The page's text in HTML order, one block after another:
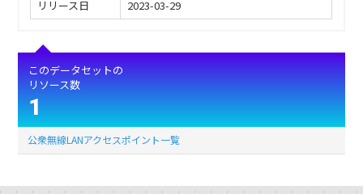
リリース日 2023-03-29
このデータセットの
リソース数
1
公衆無線LANアクセスポイント一覧